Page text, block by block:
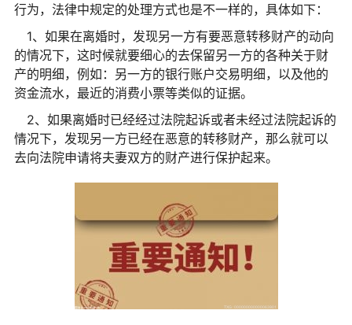
行为，法律中规定的处理方式也是不一样的，具体如下：
1、如果在离婚时，发现另一方有要恶意转移财产的动向
的情况下，这时候就要细心的去保留另一方的各种关于财
产的明细，例如：另一方的银行账户交易明细，以及他的
资金流水，最近的消费小票等类似的证据。
2、如果离婚时已经经过法院起诉或者未经过法院起诉的
情况下，发现另一方已经在恶意的转移财产，那么就可以
去向法院申请将夫妻双方的财产进行保护起来。